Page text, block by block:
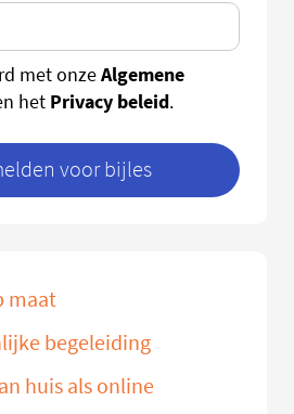
met onzeAlgemene
het Privacy beleid.
voor bijles
maat
begeleiding
huis als online